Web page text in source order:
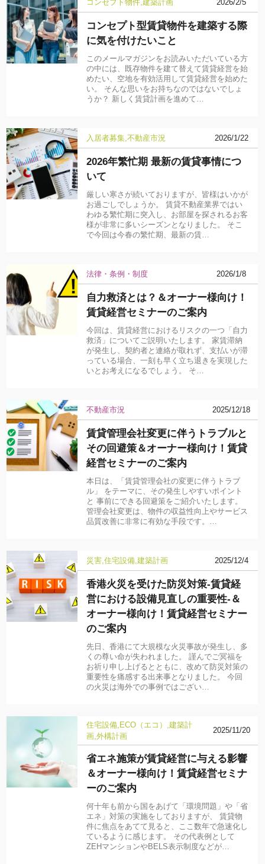
コンセプト物件 建築計画 2026/2/5
コンセプト型賃貸物件を建築する際
に気を付けたいこと
このメールマガジンをお読みいただいている方
の中には、既存物件を建て替えて賃貸経営を始
めたい、空地を有効活用して賃貸経営を始めた
い。 そんな思いをお持ちなのではないでしょ
うか？ 新しく賃貸計画を進めて…
入居者募集 不動産市況 2026/1/22
2026年繁忙期 最新の賃貸事情につ
いて
厳しい寒さが続いておりますが、皆様はいかが
お過ごしでしょうか。 賃貸不動産業界ではい
わゆる繁忙期に突入し、お部屋を探されるお客
様が非常に多いシーズンとなりました。 そこ
で今回は今春の繁忙期、最新の賃…
法律・条例・制度 2026/1/8
自力救済とは？＆オーナー様向け！
賃貸経営セミナーのご案内
今回は、賃貸経営におけるリスクの一つ「自力
救済」についてご説明いたします。 家賃滞納
が発生し、契約者と連絡が取れず、支払いが滞
っている場合、一刻も早く立ち退きを実現した
いとお考えになるでしょう。 そ…
不動産市況 2025/12/18
賃貸管理会社変更に伴うトラブルと
その回避策＆オーナー様向け！賃貸
経営セミナーのご案内
本日は、「賃貸管理会社の変更に伴うトラブ
ル」 をテーマに、その発生しやすいポイント
と 事前にできる回避策をご紹介いたします。
管理会社変更は、物件の収益性向上やサービス
品質改善に非常に有効な手段です。…
災害 住宅設備 建築計画 2025/12/4
香港火災を受けた防災対策-賃貸経
営における設備見直しの重要性-＆
オーナー様向け！賃貸経営セミナー
のご案内
先日、香港にて大規模な火災事故が発生し、多
くの尊い命が失われました。 謹んでご冥福を
お祈り申し上げるとともに、改めて防災対策の
重要性を痛感する出来事となりました。 今回
の火災は海外での事例ではござい…
住宅設備 ECO（エコ）
建築計
画 外構計画
2025/11/20
省エネ施策が賃貸経営に与える影響
＆オーナー様向け！賃貸経営セミナ
ーのご案内
何十年も前から国をあげて「環境問題」や「省
エネ」対策の実施をしておりますが、 賃貸物
件に焦点をあてて見ると、ここ数年で急速化し
ているように感じます。 その代表例として
ZEHマンションやBELS表示制度などが…